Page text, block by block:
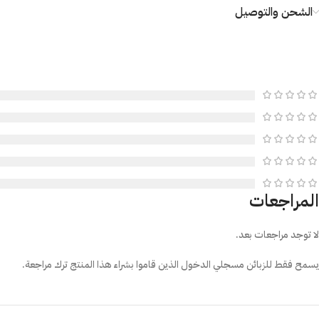
الشحن والتوصيل
المراجعات
لا توجد مراجعات بعد.
يسمح فقط للزبائن مسجلي الدخول الذين قاموا بشراء هذا المنتج ترك مراجعة.